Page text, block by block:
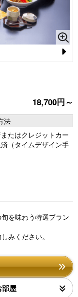
N
18,700円～
法
たはクレジットカー
済（タイムデザイン手
を味わう特選プラン
みください。
屋